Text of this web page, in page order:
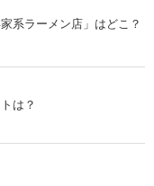
系ラーメン店」はどこ？
は？